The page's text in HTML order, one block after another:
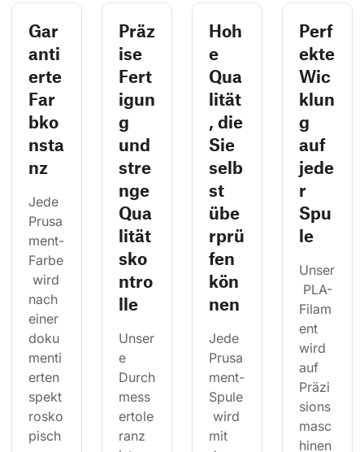
Gar
anti
erte
Far
bko
nsta
nz
Jede
Prusa
ment-
Farbe
wird
nach
einer
doku
menti
erten
spekt
rosko
pisch
Präz
ise
Fert
igun
g
und
stre
nge
Qua
lität
sko
ntro
lle
Unser
e
Durch
mess
ertole
ranz
Hoh
e
Qua
lität
, die
Sie
selb
st
übe
rprü
fen
kön
nen
Jede
Prusa
ment-
Spule
wird
mit
Perf
ekte
Wic
klun
g
auf
jede
r
Spu
le
Unser
PLA-
Filam
ent
wird
auf
Präzi
sions
masc
hinen